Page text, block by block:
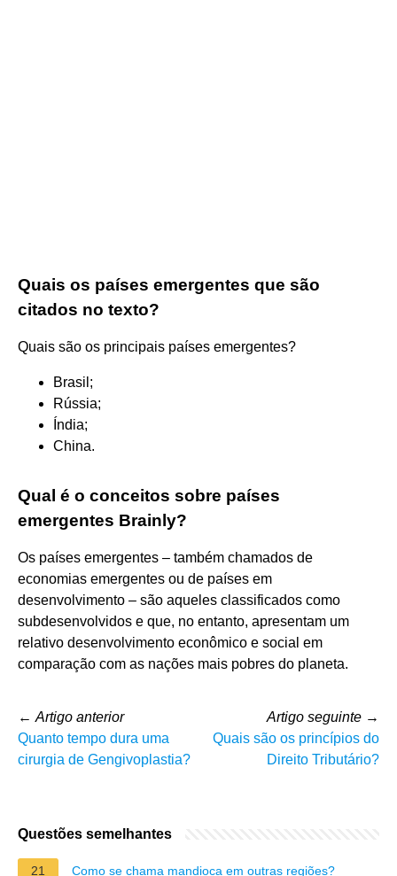
Quais os países emergentes que são
citados no texto?
Quais são os principais países emergentes?
Brasil;
Rússia;
Índia;
China.
Qual é o conceitos sobre países
emergentes Brainly?
Os países emergentes – também chamados de
economias emergentes ou de países em
desenvolvimento – são aqueles classificados como
subdesenvolvidos e que, no entanto, apresentam um
relativo desenvolvimento econômico e social em
comparação com as nações mais pobres do planeta.
← Artigo anterior
Quanto tempo dura uma
cirurgia de Gengivoplastia?
Artigo seguinte →
Quais são os princípios do
Direito Tributário?
Questões semelhantes
21 Como se chama mandioca em outras regiões?